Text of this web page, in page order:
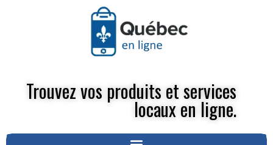
Trouvez vos produits et services
locaux en ligne.